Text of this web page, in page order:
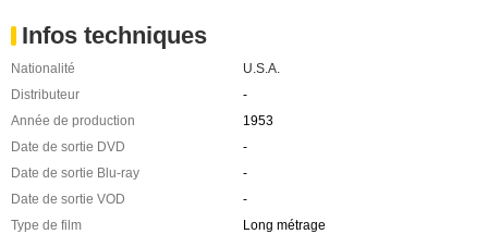
Infos techniques
Nationalité
U.S.A.
Distributeur
-
Année de production
1953
Date de sortie DVD
-
Date de sortie Blu-ray
-
Date de sortie VOD
-
Type de film
Long métrage